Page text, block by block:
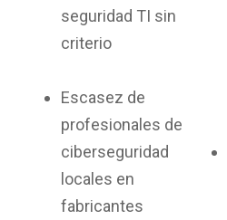
seguridad TI sin
criterio
Escasez de
profesionales de
ciberseguridad
locales en
fabricantes